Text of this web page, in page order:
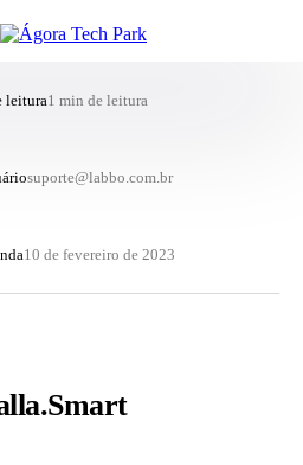
1 min de leitura
suporte@labbo.com.br
10 de fevereiro de 2023